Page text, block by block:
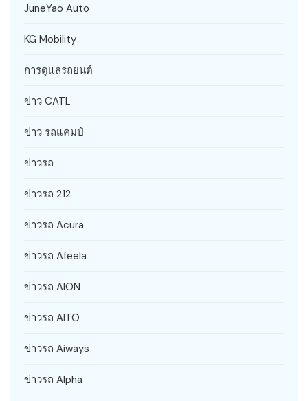
JuneYao Auto
KG Mobility
การดูแลรถยนต์
ข่าว CATL
ข่าว รถแคมป์
ข่าวรถ
ข่าวรถ 212
ข่าวรถ Acura
ข่าวรถ Afeela
ข่าวรถ AION
ข่าวรถ AITO
ข่าวรถ Aiways
ข่าวรถ Alpha